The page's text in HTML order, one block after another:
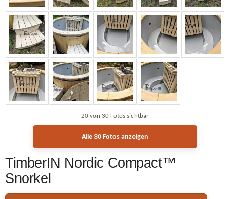
20 von 30 Fotos sichtbar
Alle 30 Fotos anzeigen
TimberIN Nordic Compact™
Snorkel